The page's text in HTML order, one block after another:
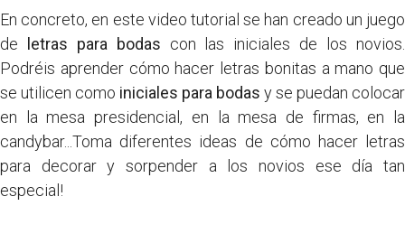
En concreto, en este video tutorial se han creado un juego
de
letras para bodas con las iniciales de los novios.
Podréis aprender cómo hacer letras bonitas a mano que
se utilicen como iniciales para bodas y se puedan colocar
en la mesa presidencial, en la mesa de firmas, en la
candybar...Toma diferentes ideas de cómo hacer letras
para decorar y sorpender a los novios ese día tan
especial!